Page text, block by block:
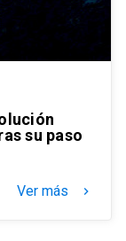
su paso
Ver más keyboard_arrow_right